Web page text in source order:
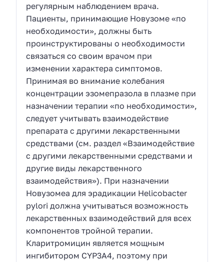
регулярным наблюдением врача.
Пациенты, принимающие Новузоме «по
необходимости», должны быть
проинструктированы о необходимости
связаться со своим врачом при
изменении характера симптомов.
Принимая во внимание колебания
концентрации эзомепразола в плазме при
назначении терапии «по необходимости»,
следует учитывать взаимодействие
препарата с другими лекарственными
средствами (см. раздел «Взаимодействие
с другими лекарственными средствами и
другие виды лекарственного
взаимодействия»). При назначении
Новузомеа для эрадикации Helicobacter
pylori должна учитываться возможность
лекарственных взаимодействий для всех
компонентов тройной терапии.
Кларитромицин является мощным
ингибитором CYP3A4, поэтому при